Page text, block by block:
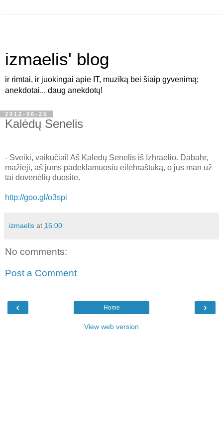
izmaelis' blog
ir rimtai, ir juokingai apie IT, muziką bei šiaip gyvenimą;
anekdotai... daug anekdotų!
2012-06-25
Kalėdų Senelis
- Sveiki, vaikučiai! Aš Kalėdų Senelis iš Izhraelio. Dabahr,
mažieji, aš jums padeklamuosiu eilėhraštuką, o jūs man už
tai dovenėlių duosite.
http://goo.gl/o3spi
izmaelis at 16:00
No comments:
Post a Comment
‹ ›
Home
View web version